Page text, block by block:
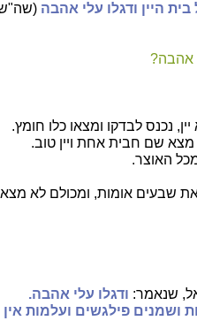
בית היין ודגלו עלי אהבה
אהבה?
נכנס לבדקו ומצאו כלו חומץ.
שם חבית אחת ויין טוב.
האוצר.
שבעים אומות, ומכולם לא
שנאמר: ודגלו עלי אהבה.
ושמנים פילגשים ועלמות